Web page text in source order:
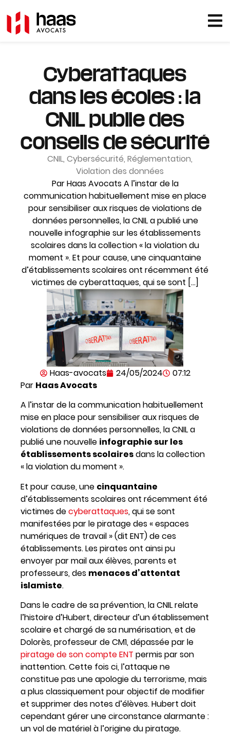
Cyberattaques
dans les écoles : la
CNIL publie des
conseils de sécurité
CNIL, Cybersécurité, Réglementation,
Violation des données
Par Haas Avocats A l’instar de la
communication habituellement mise en place
pour sensibiliser aux risques de violations de
données personnelles, la CNIL a publié une
nouvelle infographie sur les établissements
scolaires dans la collection « la violation du
moment ». Et pour cause, une cinquantaine
d’établissements scolaires ont récemment été
victimes de cyberattaques, qui se sont […]
Haas-avocats 24/05/2024
07:12
Par Haas Avocats
A l’instar de la communication habituellement
mise en place pour sensibiliser aux risques de
violations de données personnelles, la CNIL a
publié une nouvelle infographie sur les
établissements scolairesdans la collection
« la violation du moment ».
Et pour cause, une cinquantaine
d’établissements scolaires ont récemment été
victimes decyberattaques, qui se sont
manifestées par le piratage des « espaces
numériques de travail » (dit ENT) de ces
établissements. Les pirates ont ainsi pu
envoyer par mail aux élèves, parents et
professeurs, des menaces d’attentat
islamiste.
Dans le cadre de sa prévention, la CNIL relate
l’histoire d’Hubert, directeur d’un établissement
scolaire et chargé de sa numérisation, et de
Dolorès, professeur de CM1, dépassée par le
piratage de son compte ENT permis par son
inattention. Cette fois ci, l’attaque ne
constitue pas une apologie du terrorisme, mais
a plus classiquement pour objectif de modifier
et supprimer des notes d’élèves. Hubert doit
cependant gérer une circonstance alarmante :
un vol de matériel à l’origine du piratage.